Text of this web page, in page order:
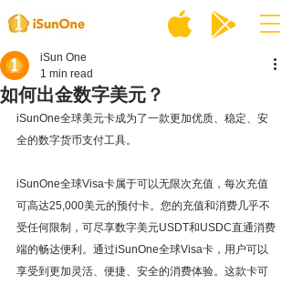
如何出金数字美元？
iSun One
1 min read
iSunOne全球美元卡成为了一款更加优质、稳定、安
全的数字货币支付工具。
iSunOne全球Visa卡属于可以无限次充值，每次充值
可高达25,000美元的预付卡。您的充值和消费几乎不
受任何限制，可尽享数字美元USDT和USDC直通消费
端的畅达便利。通过iSunOne全球Visa卡，用户可以
享受到更加灵活、便捷、安全的消费体验。这款卡可